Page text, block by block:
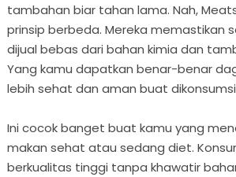
tambahan biar tahan lama. Nah,
prinsip berbeda. Mereka memastikan
dijual bebas dari bahan kimia dan
Yang kamu dapatkan benar-benar
lebih sehat dan aman buat
Ini cocok banget buat kamu yang
makan sehat atau sedang diet.
berkualitas tinggi tanpa khawatir